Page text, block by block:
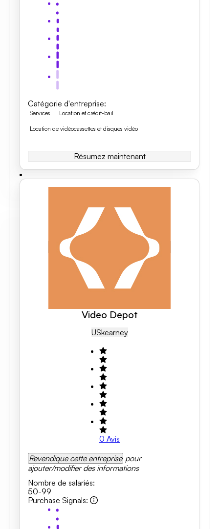
Catégorie d'entreprise:
Services Location et crédit-bail
Location de vidéocassettes et disques vidéo
Résumez maintenant
Video Depot
USKearney
0 Avis
Revendique cette entreprise pour
ajouter/modifier des informations
Nombre de salariés:
50-99
Purchase Signals: